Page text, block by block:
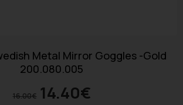
Metal Mirror Goggles -Gold
200.080.005
16.00€ 14.40€